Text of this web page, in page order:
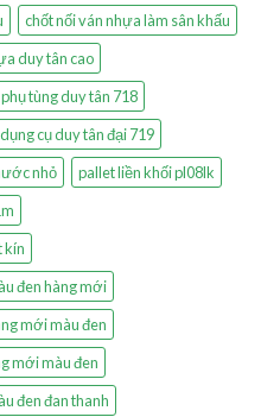
chốt nối ván nhựa làm sân khấu
duy tân cao
tùng duy tân 718
cụ duy tân đại 719
nhỏ
pallet liền khối pl08lk
kín
đen hàng mới
mới màu đen
mới màu đen
đen đan thanh